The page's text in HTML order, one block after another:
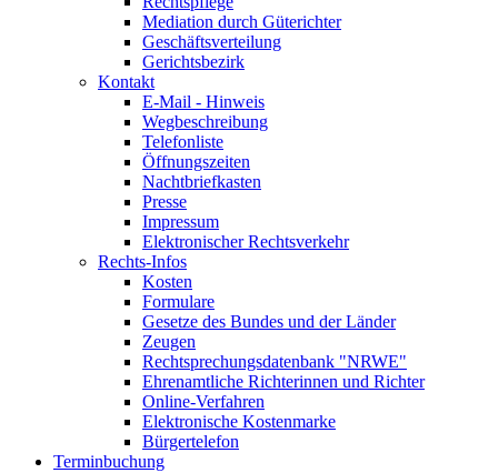
Mediation durch Güterichter
Geschäftsverteilung
Gerichtsbezirk
Kontakt
E-Mail - Hinweis
Wegbeschreibung
Telefonliste
Öffnungszeiten
Nachtbriefkasten
Presse
Impressum
Elektronischer Rechtsverkehr
Rechts-Infos
Kosten
Formulare
Gesetze des Bundes und der Länder
Zeugen
Rechtsprechungsdatenbank "NRWE"
Ehrenamtliche Richterinnen und Richter
Online-Verfahren
Elektronische Kostenmarke
Bürgertelefon
Terminbuchung